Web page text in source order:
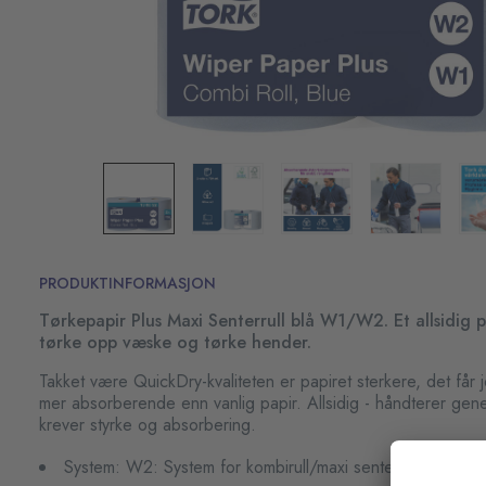
PRODUKTINFORMASJON
Tørkepapir Plus Maxi Senterrull blå W1/W2. Et allsidig
tørke opp væske og tørke hender.
Takket være QuickDry-kvaliteten er papiret sterkere, det
mer absorberende enn vanlig papir. Allsidig - håndterer
krever styrke og absorbering.
System: W2: System for kombirull/maxi senterrull, W1: